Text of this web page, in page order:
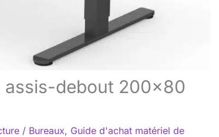
assis-debout 200×80
/ Bureaux, Guide d'achat matériel de